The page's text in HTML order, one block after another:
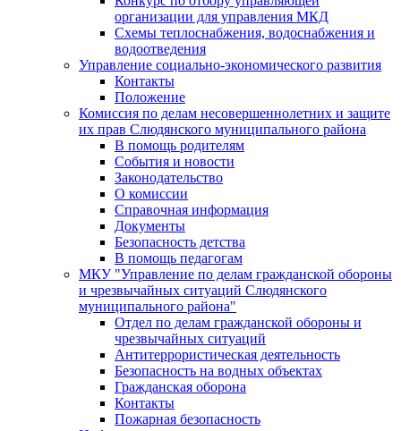
организации для управления МКД
Схемы теплоснабжения, водоснабжения и
водоотведения
Управление социально-экономического развития
Контакты
Положение
Комиссия по делам несовершеннолетних и защите
их прав Слюдянского муниципального района
В помощь родителям
События и новости
Законодательство
О комиссии
Справочная информация
Документы
Безопасность детства
В помощь педагогам
МКУ "Управление по делам гражданской обороны
и чрезвычайных ситуаций Слюдянского
муниципального района"
Отдел по делам гражданской обороны и
чрезвычайных ситуаций
Антитеррористическая деятельность
Безопасность на водных объектах
Гражданская оборона
Контакты
Пожарная безопасность